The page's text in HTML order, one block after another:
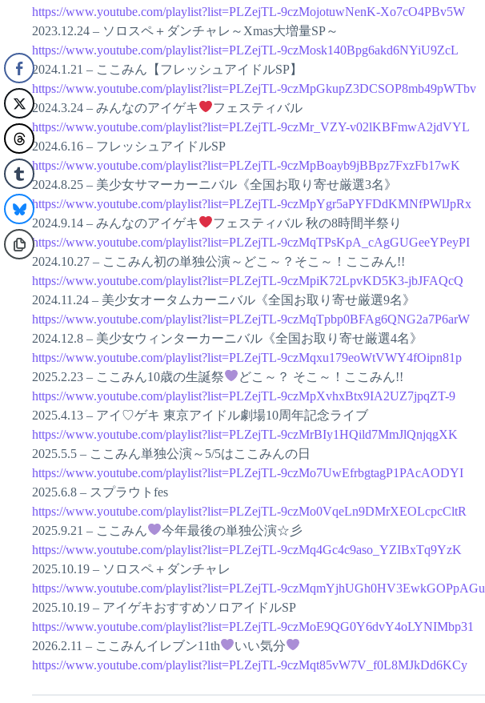
https://www.youtube.com/playlist?list=PLZejTL-9czMojotuwNenK-Xo7cO4PBv5W
2023.12.24 – ソロスペ＋ダンチャレ～Xmas大増量SP～
https://www.youtube.com/playlist?list=PLZejTL-9czMosk140Bpg6akd6NYiU9ZcL
2024.1.21 – ここみん【フレッシュアイドルSP】
https://www.youtube.com/playlist?list=PLZejTL-9czMpGkupZ3DCSOP8mb49pWTbv
2024.3.24 – みんなのアイゲキ
フェスティバル
https://www.youtube.com/playlist?list=PLZejTL-9czMr_VZY-v02lKBFmwA2jdVYL
2024.6.16 – フレッシュアイドルSP
https://www.youtube.com/playlist?list=PLZejTL-9czMpBoayb9jBBpz7FxzFb17wK
2024.8.25 – 美少女サマーカーニバル《全国お取り寄せ厳選3名》
https://www.youtube.com/playlist?list=PLZejTL-9czMpYgr5aPYFDdKMNfPWlJpRx
2024.9.14 – みんなのアイゲキ
フェスティバル 秋の8時間半祭り
https://www.youtube.com/playlist?list=PLZejTL-9czMqTPsKpA_cAgGUGeeYPeyPI
2024.10.27 – ここみん初の単独公演～どこ～？そこ～！ここみん!!
https://www.youtube.com/playlist?list=PLZejTL-9czMpiK72LpvKD5K3-jbJFAQcQ
2024.11.24 – 美少女オータムカーニバル《全国お取り寄せ厳選9名》
https://www.youtube.com/playlist?list=PLZejTL-9czMqTpbp0BFAg6QNG2a7P6arW
2024.12.8 – 美少女ウィンターカーニバル《全国お取り寄せ厳選4名》
https://www.youtube.com/playlist?list=PLZejTL-9czMqxu179eoWtVWY4fOipn81p
2025.2.23 – ここみん10歳の生誕祭
どこ～？ そこ～！ここみん!!
https://www.youtube.com/playlist?list=PLZejTL-9czMpXvhxBtx9IA2UZ7jpqZT-9
2025.4.13 – アイ♡ゲキ 東京アイドル劇場10周年記念ライブ
https://www.youtube.com/playlist?list=PLZejTL-9czMrBIy1HQild7MmJlQnjqgXK
2025.5.5 – ここみん単独公演～5/5はここみんの日
https://www.youtube.com/playlist?list=PLZejTL-9czMo7UwEfrbgtagP1PAcAODYI
2025.6.8 – スプラウトfes
https://www.youtube.com/playlist?list=PLZejTL-9czMo0VqeLn9DMrXEOLcpcCltR
2025.9.21 – ここみん
今年最後の単独公演☆彡
https://www.youtube.com/playlist?list=PLZejTL-9czMq4Gc4c9aso_YZIBxTq9YzK
2025.10.19 – ソロスペ＋ダンチャレ
https://www.youtube.com/playlist?list=PLZejTL-9czMqmYjhUGh0HV3EwkGOPpAGu
2025.10.19 – アイゲキおすすめソロアイドルSP
https://www.youtube.com/playlist?list=PLZejTL-9czMoE9QG0Y6dvY4oLYNIMbp31
2026.2.11 – ここみんイレブン11th
いい気分
https://www.youtube.com/playlist?list=PLZejTL-9czMqt85vW7V_f0L8MJkDd6KCy